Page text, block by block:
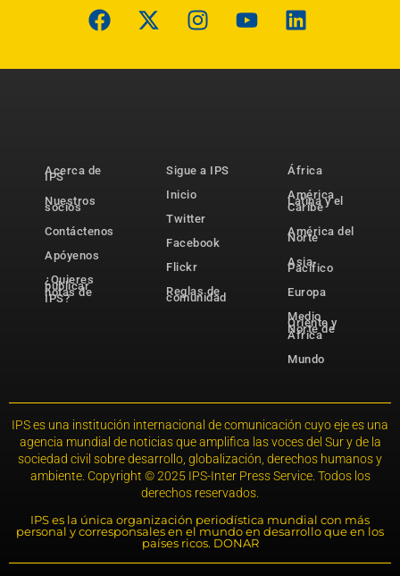
Acerca de
IPS
Nuestros
socios
Contáctenos
Apóyenos
¿Quieres
publicar
notas de
IPS?
Sigue a IPS
Inicio
Twitter
Facebook
Flickr
Reglas de
comunidad
África
América
Latina y el
Caribe
América del
Norte
Asia-
Pacífico
Europa
Medio
Oriente y
Norte de
África
Mundo
IPS es una institución internacional de comunicación cuyo eje es una
agencia mundial de noticias que amplifica las voces del Sur y de la
sociedad civil sobre desarrollo, globalización, derechos humanos y
ambiente. Copyright © 2025 IPS-Inter Press Service. Todos los
derechos reservados.
IPS es la única organización periodística mundial con más
personal y corresponsales en el mundo en desarrollo que en los
países ricos. DONAR